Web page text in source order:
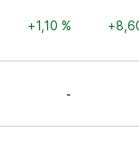
+1,10 %
-